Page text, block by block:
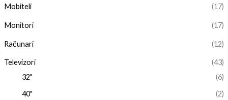
Mobiteli (17)
Monitori (17)
Računari (12)
Televizori
(43)
32"
(6)
40"
(2)